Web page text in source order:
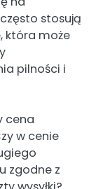
stosują
która może
pilności i
cena
w cenie
zgodne z